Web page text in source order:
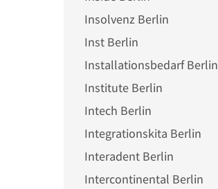
Insolvenz Berlin
Inst Berlin
Installationsbedarf Berlin
Institute Berlin
Intech Berlin
Integrationskita Berlin
Interadent Berlin
Intercontinental Berlin